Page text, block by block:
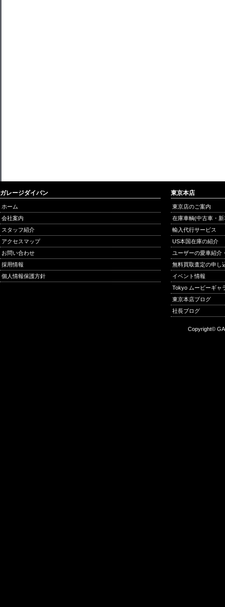
ガレージダイバン
ホーム
会社案内
スタッフ紹介
アクセスマップ
お問い合わせ
採用情報
個人情報保護方針
東京本店
東京店のご案内
在庫車輌(中古車・
輸入代行サービス
US本国在庫の紹介
ユーザーの愛車紹介
無料買取査定の申し
イベント情報
Tokyo ムービーギャ
東京本店ブログ
社長ブログ
Copyright©